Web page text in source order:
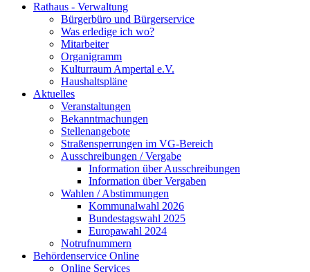
Rathaus - Verwaltung
Bürgerbüro und Bürgerservice
Was erledige ich wo?
Mitarbeiter
Organigramm
Kulturraum Ampertal e.V.
Haushaltspläne
Aktuelles
Veranstaltungen
Bekanntmachungen
Stellenangebote
Straßensperrungen im VG-Bereich
Ausschreibungen / Vergabe
Information über Ausschreibungen
Information über Vergaben
Wahlen / Abstimmungen
Kommunalwahl 2026
Bundestagswahl 2025
Europawahl 2024
Notrufnummern
Behördenservice Online
Online Services